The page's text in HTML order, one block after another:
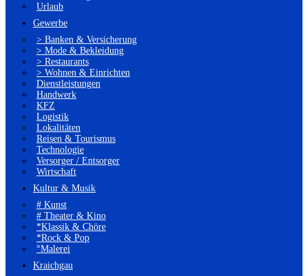
Urlaub
Gewerbe
> Banken & Versicherung
> Mode & Bekleidung
> Restaurants
> Wohnen & Einrichten
Dienstleistungen
Handwerk
KFZ
Logistik
Lokalitäten
Reisen & Tourismus
Technologie
Versorger / Entsorger
Wirtschaft
Kultur & Musik
# Kunst
# Theater & Kino
*Klassik & Chöre
*Rock & Pop
°Malerei
Kraichgau